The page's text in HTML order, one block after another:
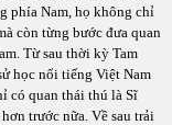
phía Nam, họ không chỉ
còn từng bước đưa quan
Từ sau thời kỳ Tam
học nổi tiếng Việt Nam
có quan thái thú là Sĩ
trước nữa. Về sau trải